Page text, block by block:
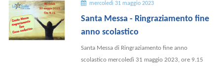
mercoledì 31 maggio 2023
Santa Messa - Ringraziamento fine
anno scolastico
Santa Messa di Ringraziamento fine anno
scolastico mercoledì 31 maggio 2023, ore 9.15